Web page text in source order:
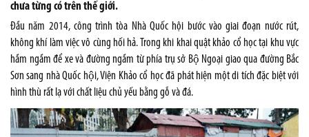
chưa từng có trên thế giới.
Đầu năm 2014, công trình tòa Nhà Quốc hội bước vào giai đoạn nước rút,
không khí làm việc vô cùng hối hả. Trong khi khai quật khảo cổ học tại khu vực
hầm ngầm để xe và đường ngầm từ phía trụ sở Bộ Ngoại giao qua đường Bắc
Sơn sang nhà Quốc hội, Viện Khảo cổ học đã phát hiện một di tích đặc biệt với
hình thù rất lạ với chất liệu chủ yếu bằng gỗ và đá.